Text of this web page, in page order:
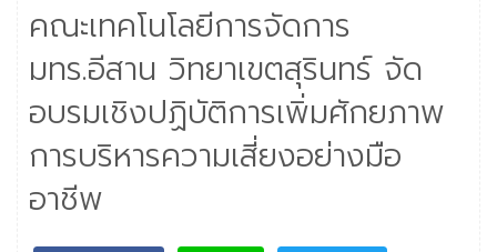
คณะเทคโนโลยีการจัดการ
มทร.อีสาน วิทยาเขตสุรินทร์ จัด
อบรมเชิงปฏิบัติการเพิ่มศักยภาพ
การบริหารความเสี่ยงอย่างมือ
อาชีพ